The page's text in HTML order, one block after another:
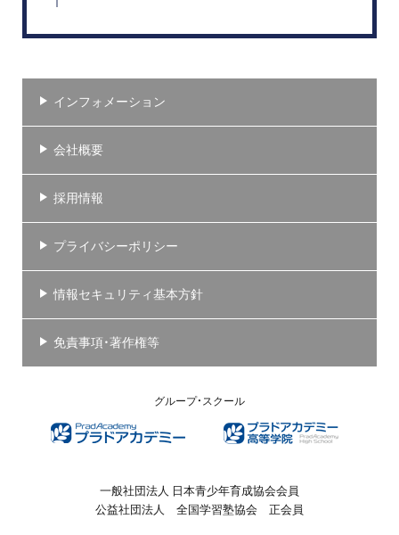
インフォメーション
会社概要
採用情報
プライバシーポリシー
情報セキュリティ基本方針
免責事項・著作権等
グループ・スクール
一般社団法人 日本青少年育成協会会員
公益社団法人 全国学習塾協会 正会員